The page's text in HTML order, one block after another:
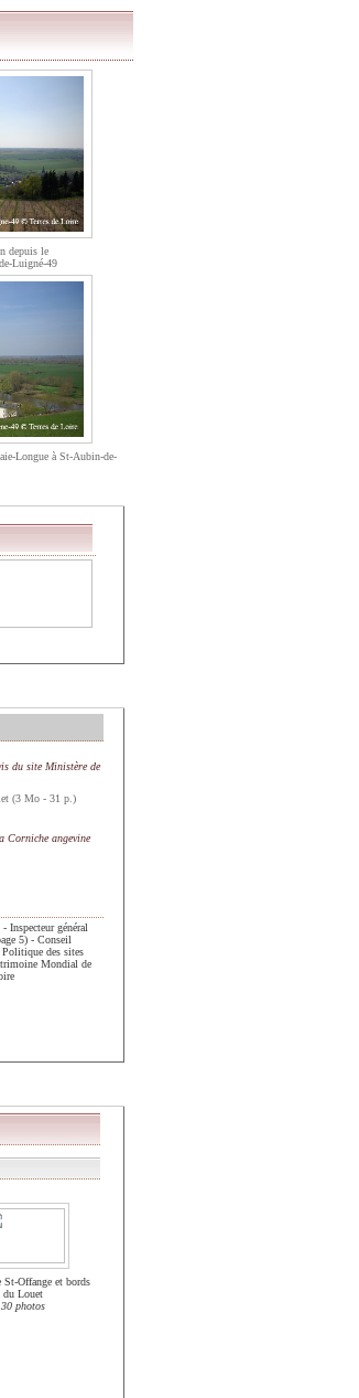
depuis le
Luigné-49
Longue à St-Aubin-de-
du site Ministère de
(3 Mo - 31 p.)
Corniche angevine
Inspecteur général
5) - Conseil
Politique des sites
Mondial de
St-Offange et bords
du Louet
30 photos